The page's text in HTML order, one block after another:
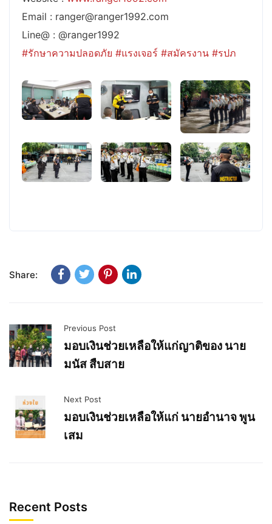
Email : ranger@ranger1992.com
Line@ : @ranger1992
#รักษาความปลอดภัย #แรงเจอร์ #สมัครงาน #รปภ
Share:
Previous Post
มอบเงินช่วยเหลือให้แก่ญาติของ นาย
มนัส สืบสาย
Next Post
มอบเงินช่วยเหลือให้แก่ นายอำนาจ พูน
เสม
Recent Posts